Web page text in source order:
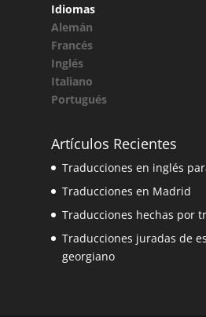
Idiomas
Alemán
Francés
Inglés
Italiano
Portugués
Artículos Recientes
Traducciones en inglés
Traducciones en Madrid
Traducciones hechas por
Traducciones juradas de
georgiano